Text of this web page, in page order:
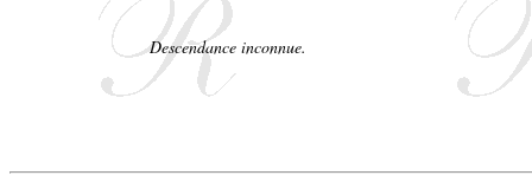
Descendance inconnue.